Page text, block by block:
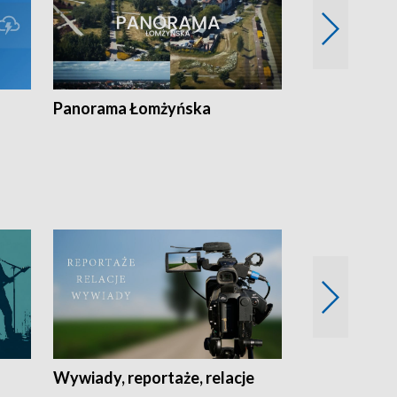
Panorama Łomżyńska
Wywiady, reportaże, relacje